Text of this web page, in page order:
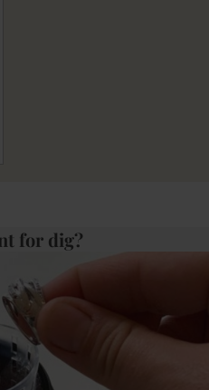
for dig?